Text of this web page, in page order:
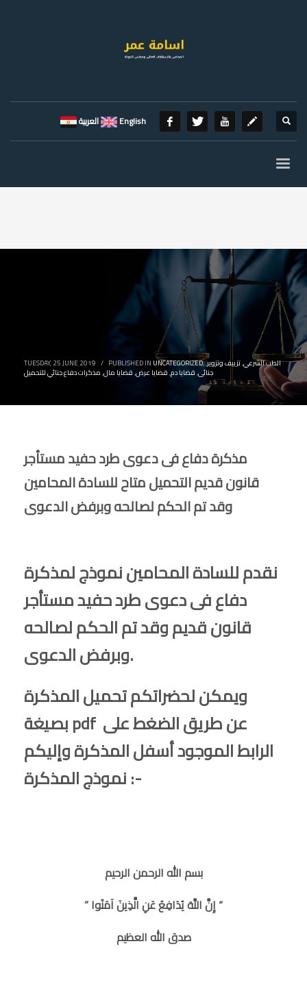
English
TUESDAY, 25 JUNE 2019 / PUBLISHED IN UNCATEGORIZED, الطب الشرعي,تزييف وتزوير,
جنائى,قضايا دم,قضايا عرض,قضايا مال,مذكرات دفاع جنائي للتحميل
مذكرة دفاع فى دعوى طرد حفيد مستأجر
قانون قديم التحميل متاح للسادة المحامين
وقد تم الحكم لصالحه وبرفض الدعوى
نقدم للسادة المحامين نموذج لمذكرة
دفاع فى دعوى طرد حفيد مستأجر
قانون قديم وقد تم الحكم لصالحه
وبرفض الدعوى.
ويمكن لحضراتكم تحميل المذكرة
بصيغة pdf عن طريق الضغط على
الرابط الموجود أسفل المذكرة وإليكم
نموذج المذكرة :-
بسم الله الرحمن الرحيم
” إِنَّ اللَّهَ يُدَافِعُ عَنِ الَّذِينَ آمَنُوا “
صدق الله العظيم